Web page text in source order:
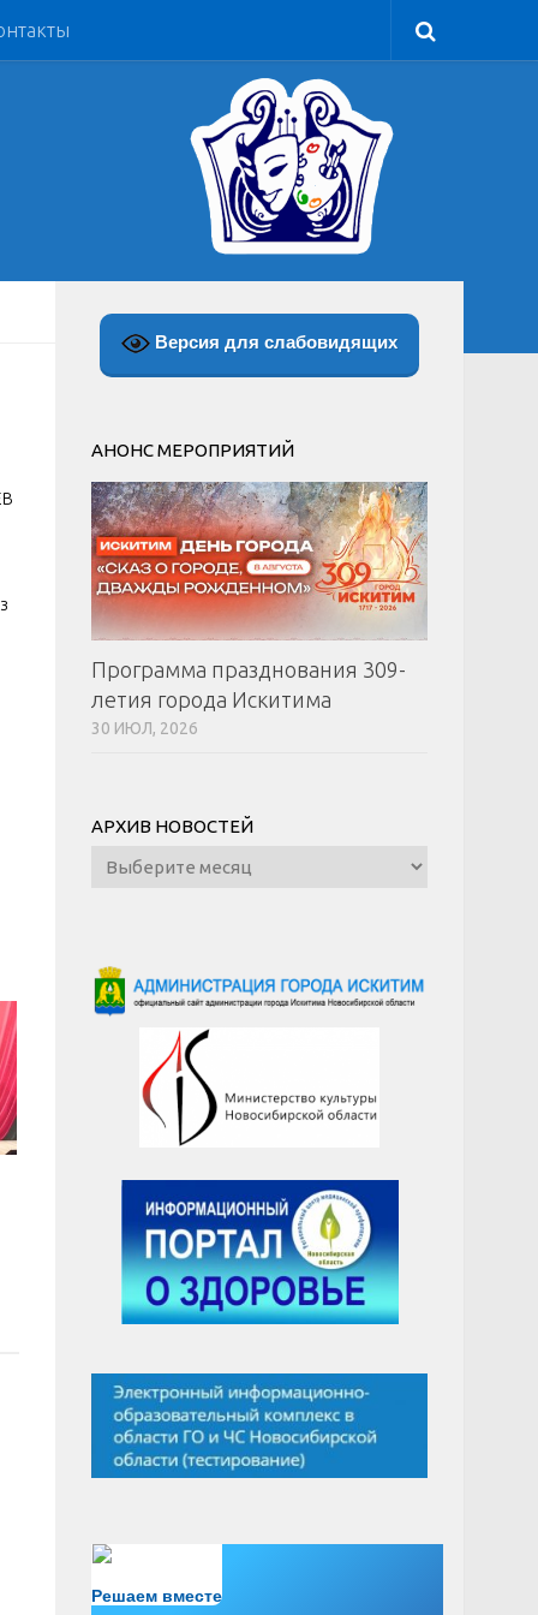
Версия для слабовидящих
АНОНС МЕРОПРИЯТИЙ
Программа празднования 309-
летия города Искитима
30 ИЮЛ, 2026
АРХИВ НОВОСТЕЙ
Архив
новостей
Решаем вместе